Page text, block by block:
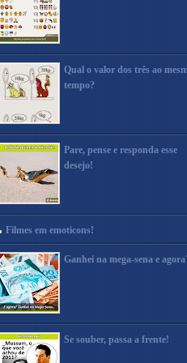
Qual o valor dos três ao
tempo?
Pare, pense e responda esse
desejo!
Filmes em emoticons!
Ganhei na mega-sena e
Se souber, passa a frente!